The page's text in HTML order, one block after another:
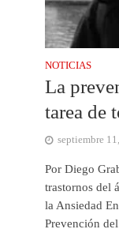
NOTICIAS
La
tarea de
septiembre
Por Diego
trastornos del
la Ansiedad
Prevención